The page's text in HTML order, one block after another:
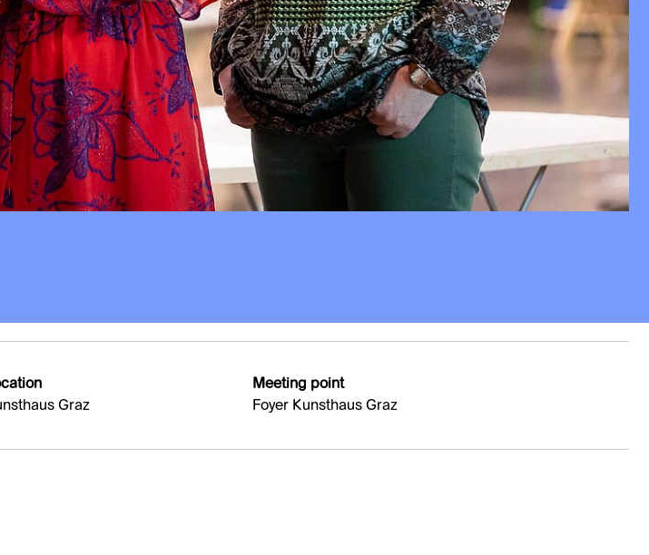
Graz
Meeting point
Foyer Kunsthaus Graz